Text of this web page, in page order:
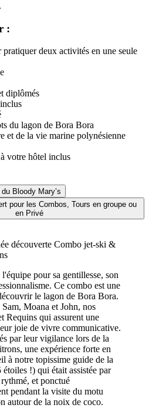
:
deux activités en une seule
diplômés
du lagon de Bora Bora
et de la vie marine polynésienne
votre hôtel inclus
Bloody Mary’s
en Privé
découverte Combo jet-ski &
pour sa gentillesse, son
Ce combo est une
le lagon de Bora Bora.
Moana et John, nos
Requins qui assurent une
joie de vivre communicative.
par leur vigilance lors de la
une expérience forte en
à notre topissime guide de la
!) qui était assistée par
et ponctué
pendant la visite du motu
autour de la noix de coco.